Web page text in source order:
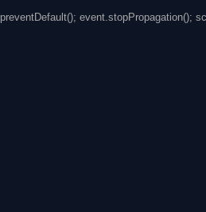
event.stopPropagation();